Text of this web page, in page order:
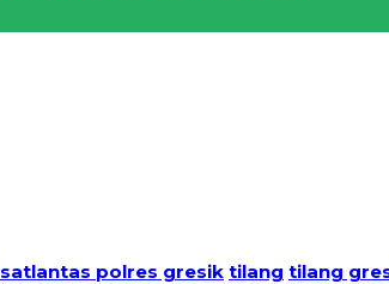
satlantas polres gresik tilang tilang